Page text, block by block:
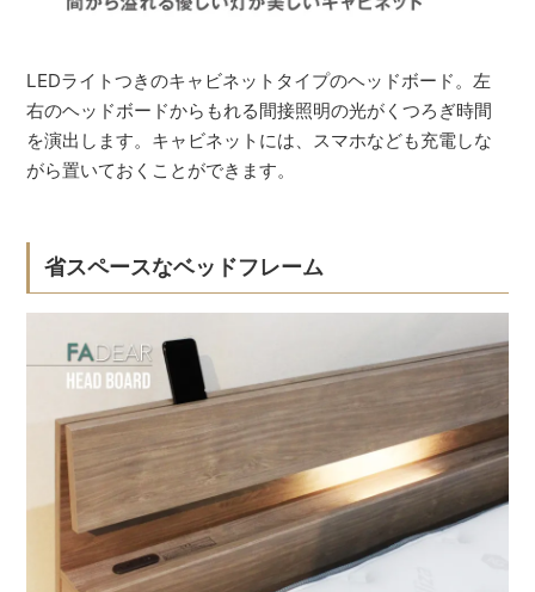
LEDライトつきのキャビネットタイプのヘッドボード。左
右のヘッドボードからもれる間接照明の光がくつろぎ時間
を演出します。キャビネットには、スマホなども充電しな
がら置いておくことができます。
省スペースなベッドフレーム